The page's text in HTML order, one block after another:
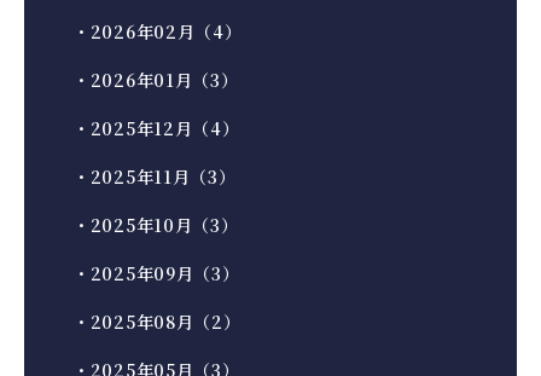
・2026年02月（4）
・2026年01月（3）
・2025年12月（4）
・2025年11月（3）
・2025年10月（3）
・2025年09月（3）
・2025年08月（2）
・2025年05月（3）